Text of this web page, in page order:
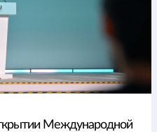
Международной